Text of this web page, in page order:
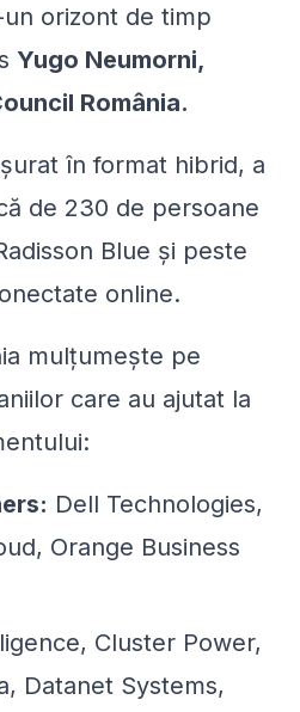
orizont de timp
Yugo Neumorni,
România.
în format hibrid, a
de 230 de persoane
Blue și peste
online.
mulțumește pe
care au ajutat la
:
Dell Technologies,
Orange Business
Cluster Power,
Datanet Systems,